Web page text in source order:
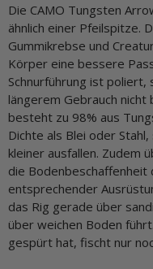
Die CAMO Tungsten
ähnlich einer Pfeilspitze.
Gummikrebse und
Körper eine bessere
Schnurführung ist poliert,
längerem Gebrauch
besteht zu 98% aus
Dichte als Blei oder
kleiner ausfallen. Zudem
die Bodenbeschaffenheit
entsprechender
das Rig gerade über
über weichen Boden
gespürt hat, fischt nur